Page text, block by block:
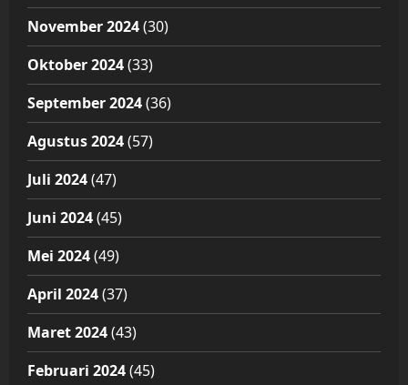
November 2024(30)
Oktober 2024(33)
September 2024(36)
Agustus 2024(57)
Juli 2024(47)
Juni 2024(45)
Mei 2024(49)
April 2024(37)
Maret 2024(43)
Februari 2024(45)